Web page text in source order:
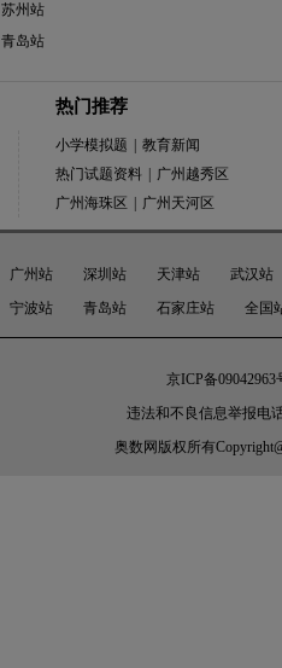
苏州站
青岛站
热门推荐
小学模拟题
教育新闻
热门试题资料
广州越秀区
广州海珠区
广州天河区
广州站 深圳站 天津站
武汉站
宁波站 青岛站 石家庄站 全国
京ICP备09042963
违法和不良信息举报电
奥数网 版权所有